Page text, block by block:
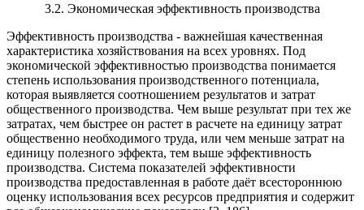
3.2. Экономическая эффективность производства
Эффективность производства - важнейшая качественная
характеристика хозяйствования на всех уровнях. Под
экономической эффективностью производства понимается
степень использования производственного потенциала,
которая выявляется соотношением результатов и затрат
общественного производства. Чем выше результат при тех же
затратах, чем быстрее он растет в расчете на единицу затрат
общественно необходимого труда, или чем меньше затрат на
единицу полезного эффекта, тем выше эффективность
производства. Система показателей эффективности
производства предоставленная в работе даёт всестороннюю
оценку использования всех ресурсов предприятия и содержит